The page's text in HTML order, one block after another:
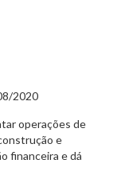
2020
operações de
e
financeira e dá